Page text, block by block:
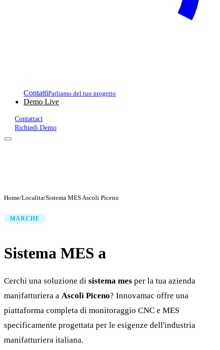
ContattiParliamo del tuo progetto
Demo Live
Contattaci
Richiedi Demo
Home/Localita/Sistema MES Ascoli Piceno
MARCHE
Sistema MES a
Cerchi una soluzione di sistema mes per la tua azienda
manifatturiera a Ascoli Piceno? Innovamac offre una
piattaforma completa di monitoraggio CNC e MES
specificamente progettata per le esigenze dell'industria
manifatturiera italiana.